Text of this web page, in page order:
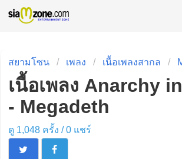
สยามโซน เพลง เนื้อเพลงสากล
เนื้อเพลง Anarchy
- Megadeth
ดู 1,048 ครั้ง /0แชร์